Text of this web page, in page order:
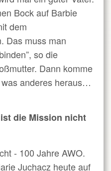
Bock auf Barbie
dem
Das muss man
so die
Dann komme
anderes heraus…
die Mission nicht
- 100 Jahre AWO.
Juchacz heute auf